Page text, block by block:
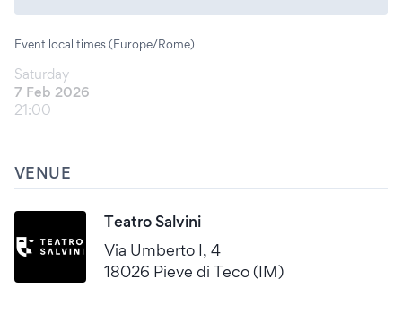
Event local times (Europe/Rome)
Saturday
7 Feb 2026
21:00
VENUE
Teatro Salvini
Via Umberto I, 4
18026 Pieve di Teco (IM)